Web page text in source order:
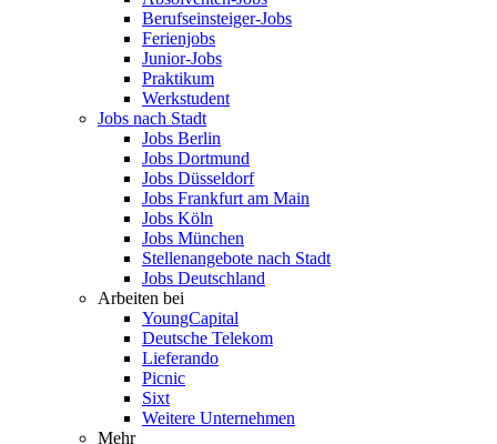
Berufseinsteiger-Jobs
Ferienjobs
Junior-Jobs
Praktikum
Werkstudent
Jobs nach Stadt
Jobs Berlin
Jobs Dortmund
Jobs Düsseldorf
Jobs Frankfurt am Main
Jobs Köln
Jobs München
Stellenangebote nach Stadt
Jobs Deutschland
Arbeiten bei
YoungCapital
Deutsche Telekom
Lieferando
Picnic
Sixt
Weitere Unternehmen
Mehr